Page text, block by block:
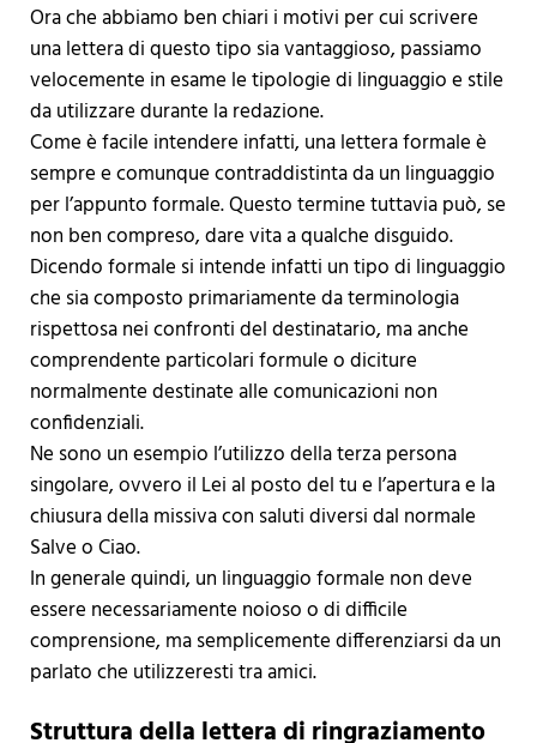
Ora che abbiamo ben chiari i motivi per cui scrivere
una lettera di questo tipo sia vantaggioso, passiamo
velocemente in esame le tipologie di linguaggio e stile
da utilizzare durante la redazione.
Come è facile intendere infatti, una lettera formale è
sempre e comunque contraddistinta da un linguaggio
per l’appunto formale. Questo termine tuttavia può, se
non ben compreso, dare vita a qualche disguido.
Dicendo formale si intende infatti un tipo di linguaggio
che sia composto primariamente da terminologia
rispettosa nei confronti del destinatario, ma anche
comprendente particolari formule o diciture
normalmente destinate alle comunicazioni non
confidenziali.
Ne sono un esempio l’utilizzo della terza persona
singolare, ovvero il Lei al posto del tu e l’apertura e la
chiusura della missiva con saluti diversi dal normale
Salve o Ciao.
In generale quindi, un linguaggio formale non deve
essere necessariamente noioso o di difficile
comprensione, ma semplicemente differenziarsi da un
parlato che utilizzeresti tra amici.
Struttura della lettera di ringraziamento